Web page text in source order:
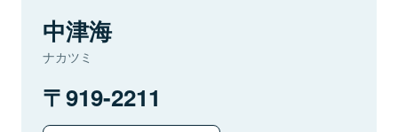
中津海
ナカツミ
919-2211